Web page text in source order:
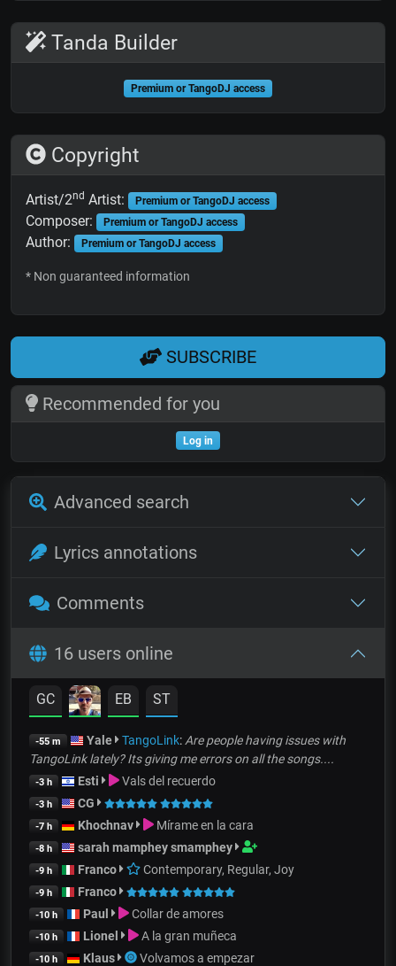
Tanda Builder
Premium or TangoDJ access
Copyright
Artist/2nd Artist: Premium or TangoDJ access
Composer: Premium or TangoDJ access
Author: Premium or TangoDJ access
* Non guaranteed information
SUBSCRIBE
Recommended for you
Log in
Advanced search
Lyrics annotations
Comments
16 users online
GC EB ST
-55 m Yale TangoLink: Are people having issues with
TangoLink lately? Its giving me errors on all the songs....
-3 h Esti Vals del recuerdo
-3 h CG
-7 h Khochnav Mírame en la cara
-8 h sarah mamphey smamphey
-9 h Franco Contemporary, Regular, Joy
-9 h Franco
-10 h Paul Collar de amores
-10 h Lionel A la gran muñeca
-10 h Klaus Volvamos a empezar